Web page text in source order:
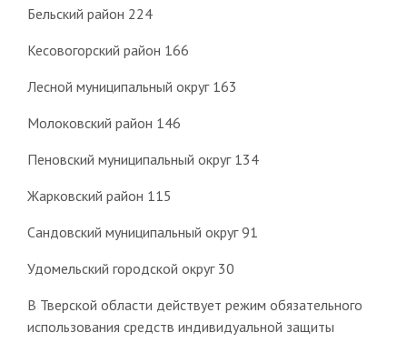
Бельский район 224
Кесовогорский район 166
Лесной муниципальный округ 163
Молоковский район 146
Пеновский муниципальный округ 134
Жарковский район 115
Сандовский муниципальный округ 91
Удомельский городской округ 30
В Тверской области действует режим обязательного
использования средств индивидуальной защиты